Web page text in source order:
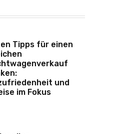
Tipps für einen
und
im Fokus